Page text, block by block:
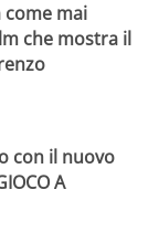
come mai
che mostra il
con il nuovo
A